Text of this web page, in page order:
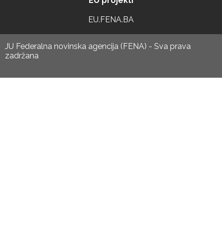
EU.FENA.BA
JU Federalna novinska agencija (FENA) - Sva prava
zadržana